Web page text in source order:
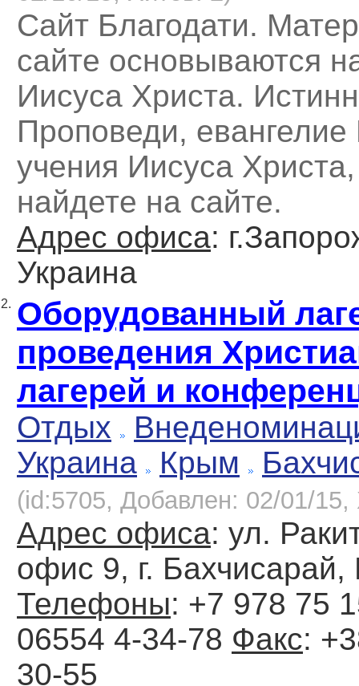
Сайт Благодати.
сайте основываются
Иисуса Христа.
Проповеди, евангелие
учения Иисуса
найдете на сайте.
Адрес офиса:
Украина
2. Оборудованный
проведения
лагерей и
Отдых
Украина
Крым
(id:5705, Добавлен: 02/01/15,
Адрес офиса: ул.
офис 9, г.
Телефоны: +7 978 75
06554 4-34-78 Факс:
30-55